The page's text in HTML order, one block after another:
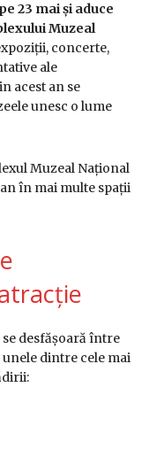
23 mai și aduce
Muzeal
concerte,
ale
acest an se
unesc o lume
Muzeal Național
în mai multe spații
desfășoară între
unele dintre cele mai